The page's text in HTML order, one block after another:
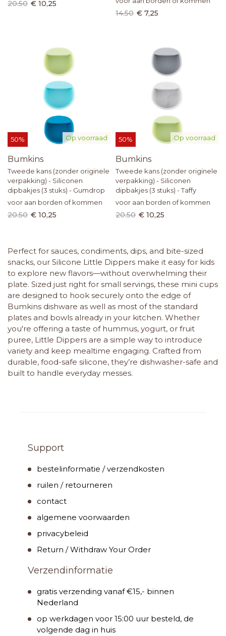
20.50 € 10,25
14.50 € 7,25
Op voorraad
50%
Bumkins
Tweede kans (zonder originele
verpakking) - Siliconen
dipbakjes (3 stuks) - Gumdrop
voor aan borden of kommen
20.50 € 10,25
Op voorraad
50%
Bumkins
Tweede kans (zonder originele
verpakking) - Siliconen
dipbakjes (3 stuks) - Taffy
voor aan borden of kommen
20.50 € 10,25
Perfect for sauces, condiments, dips, and bite-sized
snacks, our Silicone Little Dippers make it easy for kids
to explore new flavors—without overwhelming their
plate. Sized just right for small servings, these mini cups
are designed to hook securely onto the edge of
Bumkins dishware as well as most of the standard
plates and bowls already in your kitchen. Whether
you're offering a taste of hummus, yogurt, or fruit
puree, Little Dippers are a simple way to introduce
variety and keep mealtime engaging. Crafted from
durable, food-safe silicone, they’re dishwasher-safe and
built to handle everyday messes.
Support
bestelinformatie / verzendkosten
ruilen / retourneren
contact
algemene voorwaarden
privacybeleid
Return / Withdraw Your Order
Verzendinformatie
gratis verzending vanaf €15,- binnen
Nederland
op werkdagen voor 15:00 uur besteld, de
volgende dag in huis